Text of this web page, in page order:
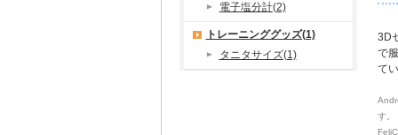
電子塩分計(2)
トレーニンググッズ(1)
タニタサイズ(1)
3D
で
て
す。